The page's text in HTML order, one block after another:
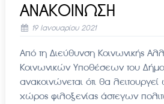
ΑΝΑΚΟΙΝΩΣΗ
19 Ιανουαρίου 2021
Από τη Διεύθυνση Κοινωνικής
Κοινωνικών Υποθέσεων του
ανακοινώνεται ότι θα
χώρος φιλοξενίας άστεγων